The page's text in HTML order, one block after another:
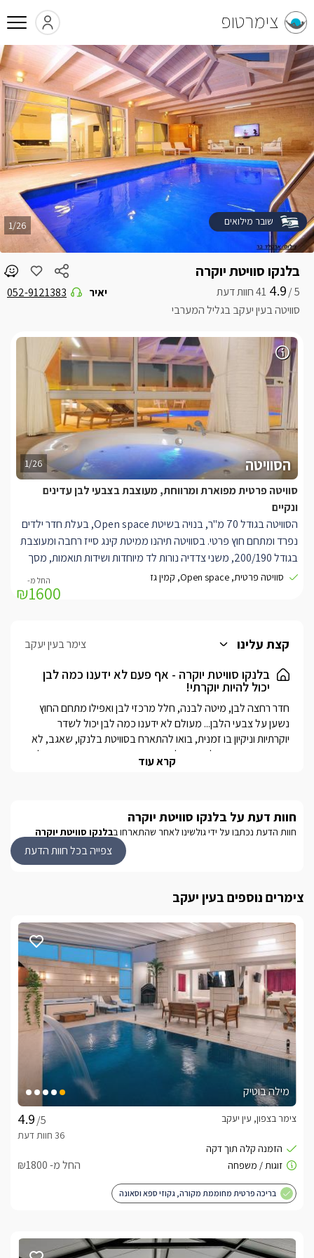
צימרטופ
בלנקו סוויטת יוקרה
5 /
4.9
סוויטה בעין יעקב בגליל המערבי
יאיר 052-9121383
1/26 שובר מילואים
1/26 הסוויטה
סוויטה פרטית מפוארת ומרווחת, מעוצבת בצבעי לבן עדינים
ונקיים
הסוויטה בגודל 70 מ"ר, בנויה בשיטת Open space, בעלת חדר ילדים
נפרד ומתחם חוץ פרטי. בסוויטה תיהנו ממיטת קינג סייז רחבה ומעוצבת
בגודל 200/190, משני צדדיה נורות לד מיוחדות ושידות תואמות, מסך
LCD בגודל 55' עם חיבור לערוצי HOT, קמין גז מעוצב ויפייפה הטמון
בתוך קיר לבנים מודרני. במרכז הסוויטה ניצב ג'קוזי עגול וגדול, פינה
בעל שני ראשי גשם, חדר ילדים נפרד עם מיטת קומותיים ומסך טלוויזיה,
סוויטה פרטית, Open space, קמין גז
₪1600
קצת עלינו צימר בעין יעקב
בלנקו סוויטת יוקרה - אף פעם לא ידענו כמה לבן
יכול להיות יוקרתי!
איכותי ובריכת שחייה פרטית לחלוטין!
ומעוצבת, משני צדדיה נורות לד מיוחדות ושידות תואמות, קמין גז
מעוצב ויפייפה הטמון בתוך קיר לבנים מודרני, ג'קוזי עגול וגדול
הניצב במרכז הסוויטה, פינה סלונית נוחה עם מסך LCD וחיבור
לערוצי HOT, מערכת קולנוע ביתית, חדר רחצה מרווח עם מקלחון
ענקי במיוחד בעל שני ראשי גשם, חדר ילדים נפרד עם מיטת
קומותיים ומסך טלוויזיה, מטבחון מאובזר הכולל מכונת אספרסו, בר
מים, כלי אוכל ועוד.
מתחם החוץ הפרטי
הצופה מגובה על נוף מרהיב, אליו תוכלו להגיע דרך הזזת החלונות
מקצועיים ותאורה פנימית יפייפיה, מתחם מגודר לחלוטין, סאונה
יבשה מקצועית, שולחן אוכל, ערסל זוגי גדול, מסך טלויזיה חיצוני
בגודל 60' ופינות ישיבה פזורות סביב.* במקום תיהנו מפינת ברביקיו
במתחם נפרד.
בקבוק יין, בירות, חלב, שוקולדים משובחים, עוגיות פריכות, שתייה
קרא עוד
חוות דעת על בלנקו סוויטת יוקרה
חוות הדעת נכתבו על ידי גולשינו לאחר שהתארחו בבלנקו סוויטת יוקרה
צפייה בכל חוות הדעת
צימרים נוספים בעין יעקב
מילה בוטיק
/5
צימר בצפון, עין יעקב
החל מ- ₪1800
בריכה פרטית מחוממת מקורה, גקוזי ספא וסאונה